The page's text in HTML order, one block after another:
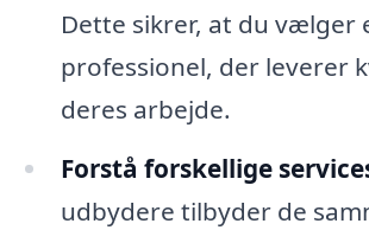
Dette sikrer, at du vælger
professionel, der leverer
deres arbejde.
Forstå forskellige
udbydere tilbyder de